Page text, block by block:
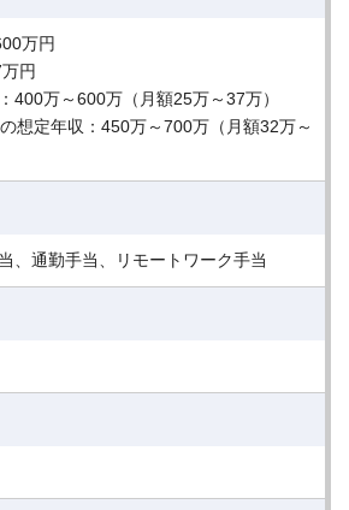
万円
円
400万～600万（月額25万～37万）
想定年収：450万～700万（月額32万～
、通勤手当、リモートワーク手当